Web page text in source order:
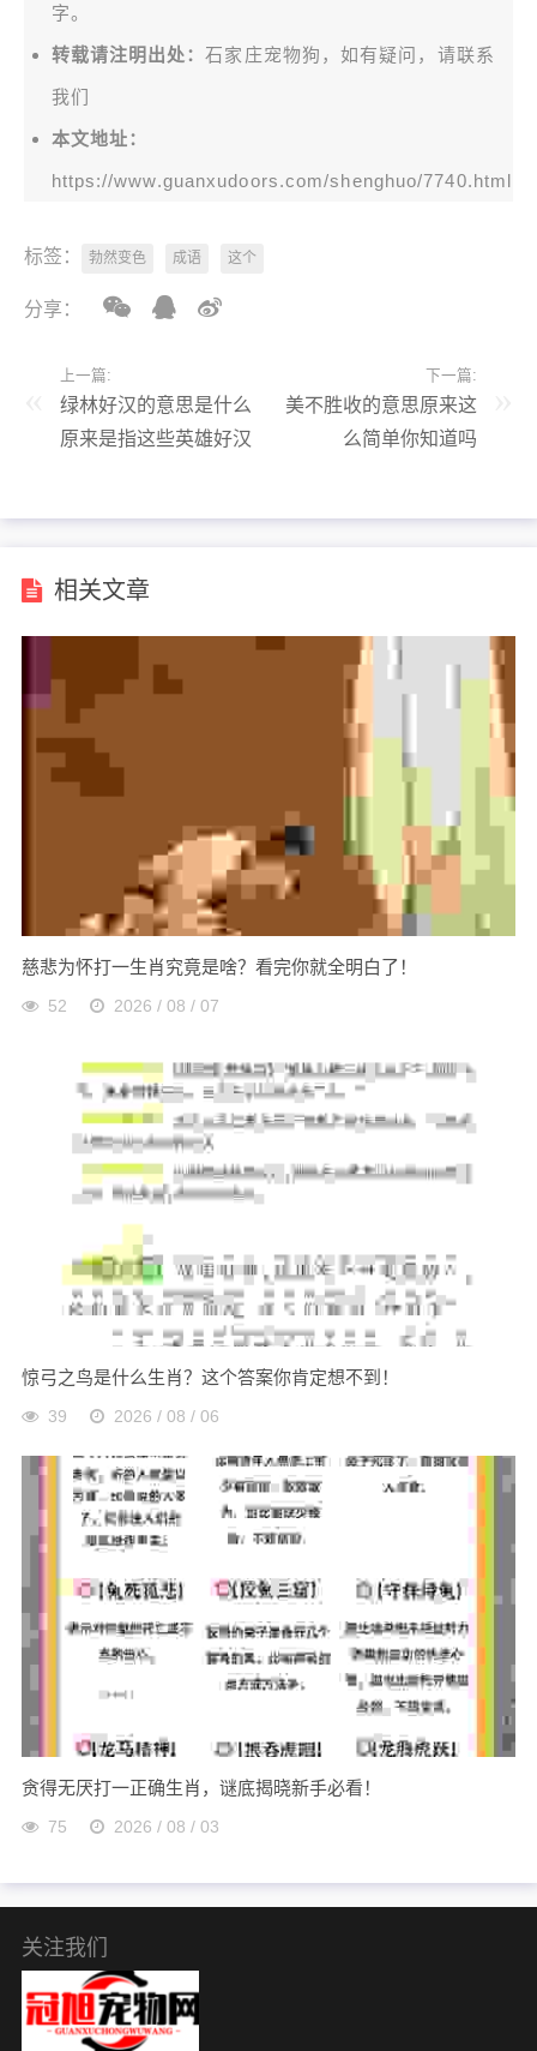
字。
转载请注明出处：石家庄宠物狗，如有疑问，请联系
我们
本文地址：
https://www.guanxudoors.com/shenghuo/7740.html
标签： 勃然变色 成语 这个
分享：
上一篇:
绿林好汉的意思是什么
原来是指这些英雄好汉
下一篇:
美不胜收的意思原来这
么简单你知道吗
相关文章
慈悲为怀打一生肖究竟是啥？看完你就全明白了！
52 2026 / 08 / 07
惊弓之鸟是什么生肖？这个答案你肯定想不到！
39 2026 / 08 / 06
贪得无厌打一正确生肖，谜底揭晓新手必看！
75 2026 / 08 / 03
关注我们